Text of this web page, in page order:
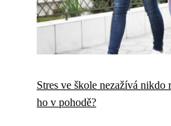
Stres ve škole nezažívá nikdo
ho v pohodě?